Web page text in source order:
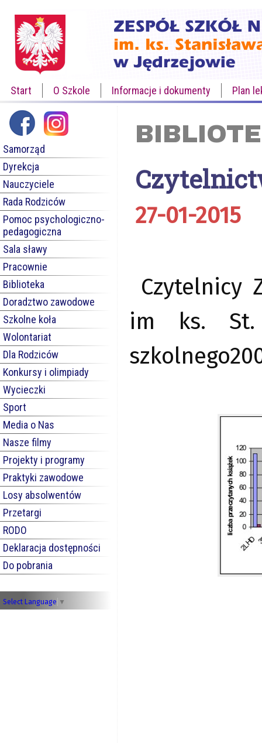
Start O Szkole Informacje i dokumenty Plan
Samorząd
Dyrekcja
Nauczyciele
Rada Rodziców
Pomoc psychologiczno-
pedagogiczna
Sala sławy
Pracownie
Biblioteka
Doradztwo zawodowe
Szkolne koła
Wolontariat
Dla Rodziców
Konkursy i olimpiady
Wycieczki
Sport
Media o Nas
Nasze filmy
Projekty i programy
Praktyki zawodowe
Losy absolwentów
Przetargi
RODO
Deklaracja dostępności
Do pobrania
Select Language ▼
27-01-2015
Czytelnicy
im ks. St.